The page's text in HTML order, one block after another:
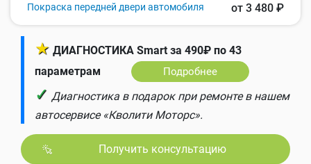
Покраска передней двери автомобиля от 3 480 ₽
★ ДИАГНОСТИКА Smart за 490₽ по 43
параметрам
Подробнее
✓ Диагностика в подарок при ремонте в нашем
автосервисе «Кволити Моторс».
Получить консультацию